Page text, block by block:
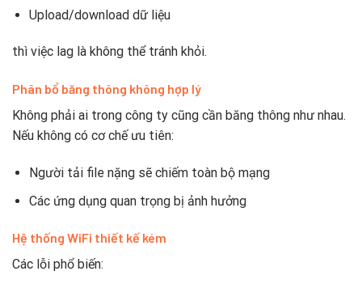
Upload/download dữ liệu
thì việc lag là không thể tránh khỏi.
Phân bổ băng thông không hợp lý
Không phải ai trong công ty cũng cần băng thông như nhau.
Nếu không có cơ chế ưu tiên:
Người tải file nặng sẽ chiếm toàn bộ mạng
Các ứng dụng quan trọng bị ảnh hưởng
Hệ thống WiFi thiết kế kém
Các lỗi phổ biến: